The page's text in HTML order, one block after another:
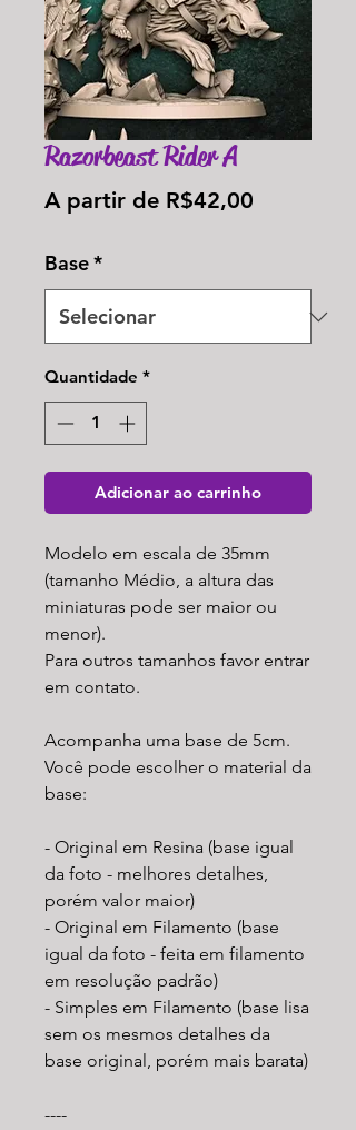
Razorbeast Rider A
A partir de R$42,00
Base*
Quantidade *
Adicionar ao carrinho
Modelo em escala de 35mm
(tamanho Médio, a altura das
miniaturas pode ser maior ou
menor).
Para outros tamanhos favor entrar
em contato.
Acompanha uma base de 5cm.
Você pode escolher o material da
base:
- Original em Resina (base igual
da foto - melhores detalhes,
porém valor maior)
- Original em Filamento (base
igual da foto - feita em filamento
em resolução padrão)
- Simples em Filamento (base lisa
sem os mesmos detalhes da
base original, porém mais barata)
----